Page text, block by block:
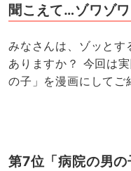
聞こえて…ゾワゾワ
みなさんは、ゾッとす
ありますか？ 今回は
の子」を漫画にしてご
第7位「病院の男の